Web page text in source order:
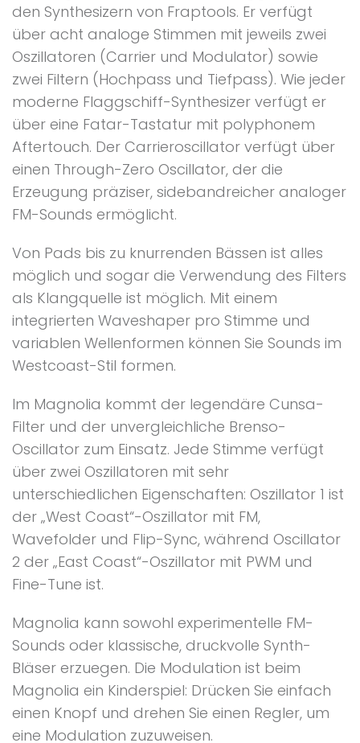
den Synthesizern von Fraptools. Er verfügt
über acht analoge Stimmen mit jeweils zwei
Oszillatoren (Carrier und Modulator) sowie
zwei Filtern (Hochpass und Tiefpass). Wie jeder
moderne Flaggschiff-Synthesizer verfügt er
über eine Fatar-Tastatur mit polyphonem
Aftertouch. Der Carrieroscillator verfügt über
einen Through-Zero Oscillator, der die
Erzeugung präziser, sidebandreicher analoger
FM-Sounds ermöglicht.
Von Pads bis zu knurrenden Bässen ist alles
möglich und sogar die Verwendung des Filters
als Klangquelle ist möglich. Mit einem
integrierten Waveshaper pro Stimme und
variablen Wellenformen können Sie Sounds im
Westcoast-Stil formen.
Im Magnolia kommt der legendäre Cunsa-
Filter und der unvergleichliche Brenso-
Oscillator zum Einsatz. Jede Stimme verfügt
über zwei Oszillatoren mit sehr
unterschiedlichen Eigenschaften: Oszillator 1 ist
der „West Coast“-Oszillator mit FM,
Wavefolder und Flip-Sync, während Oscillator
2 der „East Coast“-Oszillator mit PWM und
Fine-Tune ist.
Magnolia kann sowohl experimentelle FM-
Sounds oder klassische, druckvolle Synth-
Bläser erzuegen. Die Modulation ist beim
Magnolia ein Kinderspiel: Drücken Sie einfach
einen Knopf und drehen Sie einen Regler, um
eine Modulation zuzuweisen.